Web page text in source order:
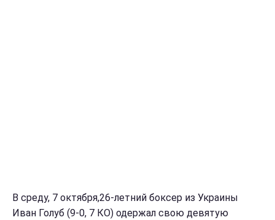
В среду, 7 октября,26-летний боксер из Украины
Иван Голуб (9-0, 7 КО) одержал свою девятую